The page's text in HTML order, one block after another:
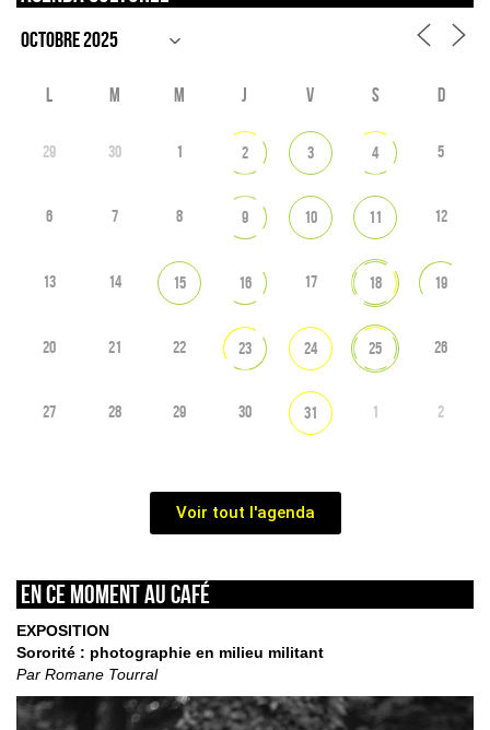
L M M J V S D
29 30 1 2 3 4 5
6 7 8 9 10 11 12
13 14 15 16 17 18 19
20 21 22 23 24 25 26
27 28 29 30 31 1 2
Voir tout l'agenda
En ce moment au café
EXPOSITION
Sororité : photographie en milieu militant
Par Romane Tourral